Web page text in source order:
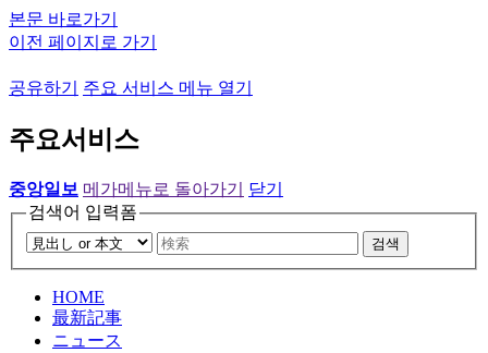
본문 바로가기
이전 페이지로 가기
공유하기 주요 서비스 메뉴 열기
주요서비스
중앙일보 메가메뉴로 돌아가기
닫기
검색어 입력폼
검색
HOME
最新記事
ニュース